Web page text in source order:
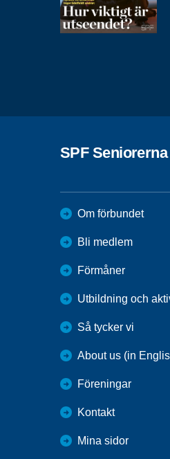
SPF Seniorerna
Om förbundet
Bli medlem
Förmåner
Utbildning och
Så tycker vi
About us (in
Föreningar
Kontakt
Mina sidor